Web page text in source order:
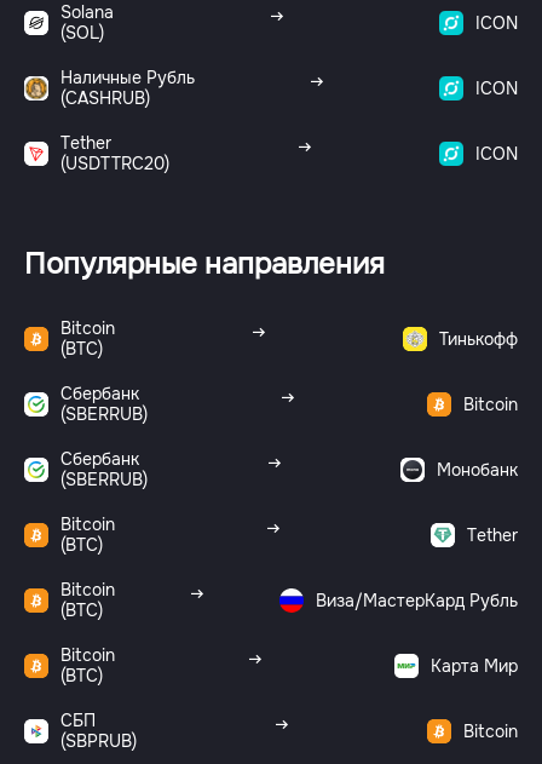
Solana
(SOL)
ICON
Наличные Рубль
(CASHRUB)
ICON
Tether
(USDTTRC20)
ICON
Популярные направления
Bitcoin
(BTC)
Тинькофф
Сбербанк
(SBERRUB)
Bitcoin
Сбербанк
(SBERRUB)
Монобанк
Bitcoin
(BTC)
Tether
Bitcoin
(BTC)
Виза/МастерКард Рубль
Bitcoin
(BTC)
Карта Мир
СБП
(SBPRUB)
Bitcoin